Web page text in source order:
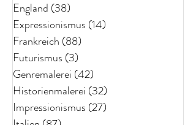
England (38)
Expressionismus (14)
Frankreich (88)
Futurismus (3)
Genremalerei (42)
Historienmalerei (32)
Impressionismus (27)